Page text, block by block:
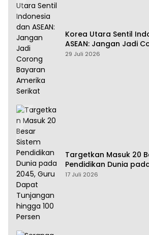
Korea Utara Sentil
ASEAN: Jangan Jadi
Amerika Serikat
29 Juli 2026
Targetkan Masuk 20
Pendidikan Dunia
Dapat Tunjangan
17 Juli 2026